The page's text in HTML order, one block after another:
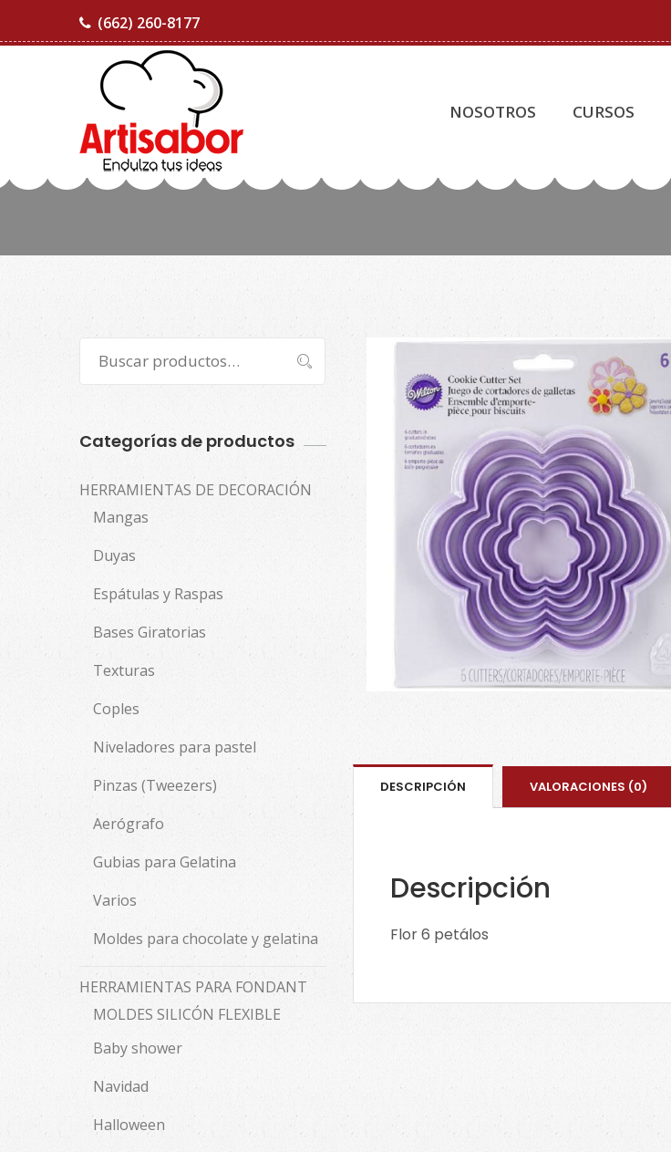
(662) 260-8177
NOSOTROS CURSOS
DESCRIPCIÓN VALORACIONES (0)
Descripción
Flor 6 petálos
por:
Buscar
Categorías de productos
HERRAMIENTAS DE DECORACIÓN
Mangas
Duyas
Espátulas y Raspas
Bases Giratorias
Texturas
Coples
Niveladores para pastel
Pinzas (Tweezers)
Aerógrafo
Gubias para Gelatina
Varios
Moldes para chocolate y gelatina
HERRAMIENTAS PARA FONDANT
MOLDES SILICÓN FLEXIBLE
Baby shower
Navidad
Halloween